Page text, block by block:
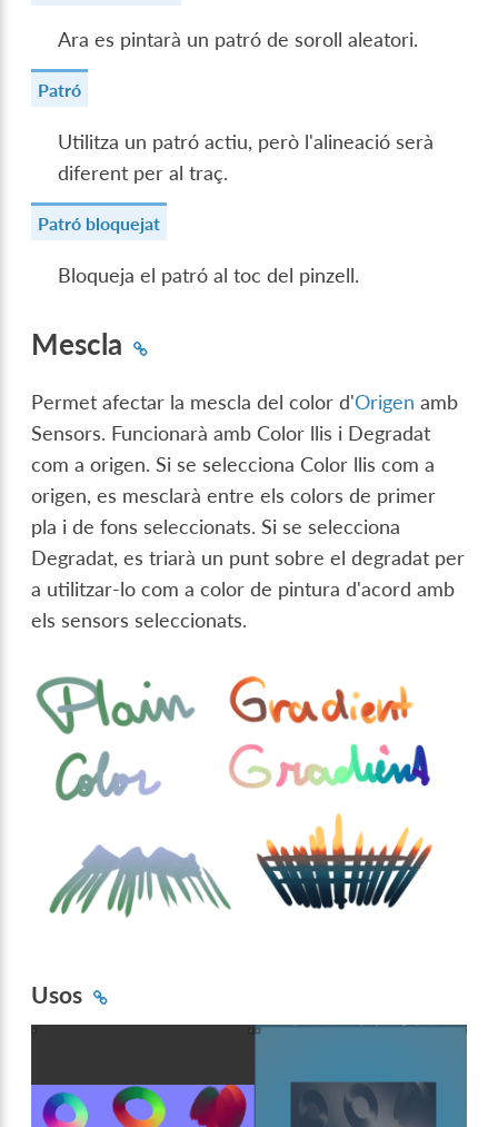
Ara es pintarà un patró de soroll aleatori.
Patró
Utilitza un patró actiu, però l'alineació serà
diferent per al traç.
Patró bloquejat
Bloqueja el patró al toc del pinzell.
Mescla
Permet afectar la mescla del color d'Origen amb
Sensors. Funcionarà amb Color llis i Degradat
com a origen. Si se selecciona Color llis com a
origen, es mesclarà entre els colors de primer
pla i de fons seleccionats. Si se selecciona
Degradat, es triarà un punt sobre el degradat per
a utilitzar-lo com a color de pintura d'acord amb
els sensors seleccionats.
Usos